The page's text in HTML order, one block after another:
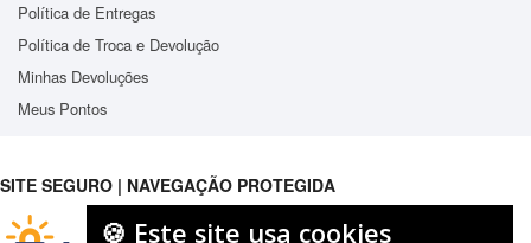
Política de Entregas
Política de Troca e Devolução
Minhas Devoluções
Meus Pontos
SITE SEGURO | NAVEGAÇÃO PROTEGIDA
🍪 Este site usa cookies